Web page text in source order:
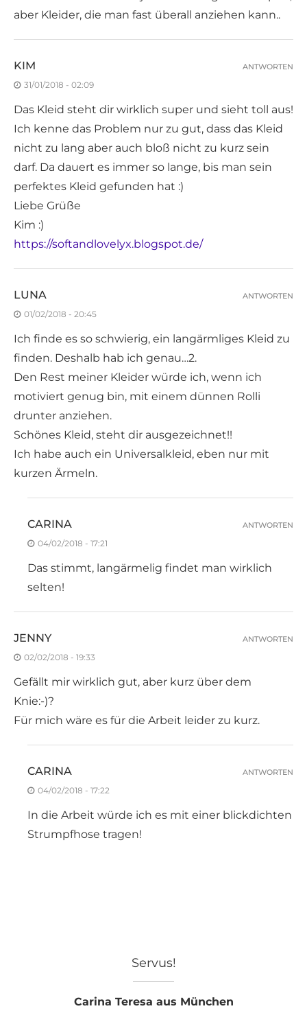
aber Kleider, die man fast überall anziehen kann..
KIM
31/01/2018 - 02:09
Das Kleid steht dir wirklich super und sieht toll aus!
Ich kenne das Problem nur zu gut, dass das Kleid
nicht zu lang aber auch bloß nicht zu kurz sein
darf. Da dauert es immer so lange, bis man sein
perfektes Kleid gefunden hat :)
Liebe Grüße
Kim :)
https://softandlovelyx.blogspot.de/
ANTWORTEN
LUNA
01/02/2018 - 20:45
Ich finde es so schwierig, ein langärmliges Kleid zu
finden. Deshalb hab ich genau…2.
Den Rest meiner Kleider würde ich, wenn ich
motiviert genug bin, mit einem dünnen Rolli
drunter anziehen.
Schönes Kleid, steht dir ausgezeichnet!!
Ich habe auch ein Universalkleid, eben nur mit
kurzen Ärmeln.
ANTWORTEN
CARINA
04/02/2018 - 17:21
Das stimmt, langärmelig findet man wirklich
selten!
ANTWORTEN
JENNY
02/02/2018 - 19:33
Gefällt mir wirklich gut, aber kurz über dem
Knie:-)?
Für mich wäre es für die Arbeit leider zu kurz.
ANTWORTEN
CARINA
04/02/2018 - 17:22
In die Arbeit würde ich es mit einer blickdichten
Strumpfhose tragen!
ANTWORTEN
Servus!
Carina Teresa aus München